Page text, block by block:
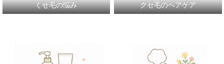
くせ毛の悩み クセ毛のヘアケア